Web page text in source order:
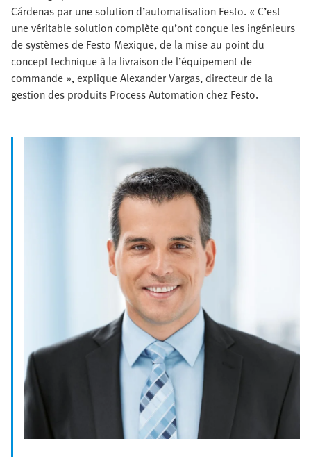
Cárdenas par une solution d’automatisation Festo. « C’est
une véritable solution complète qu’ont conçue les ingénieurs
de systèmes de Festo Mexique, de la mise au point du
concept technique à la livraison de l’équipement de
commande », explique Alexander Vargas, directeur de la
gestion des produits Process Automation chez Festo.